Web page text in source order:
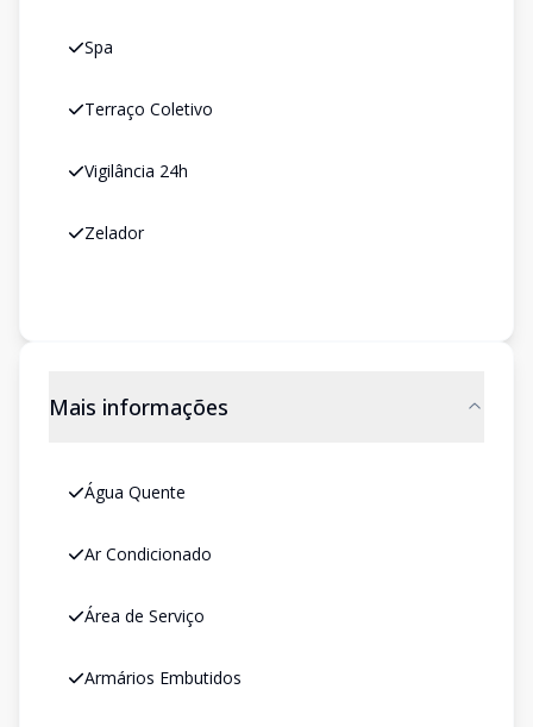
Spa
Terraço Coletivo
Vigilância 24h
Zelador
Mais informações
Água Quente
Ar Condicionado
Área de Serviço
Armários Embutidos